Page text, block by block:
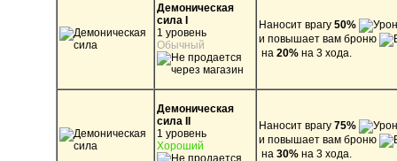
Демоническая
сила I
1 уровень
Обычный
Наносит врагу 50%
и повышает вам броню
на 20% на 3 хода.
Демоническая
сила II
1 уровень
Хороший
Наносит врагу 75%
и повышает вам броню
на 30% на 3 хода.